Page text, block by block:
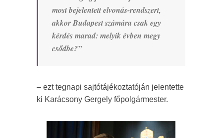
most bejelentett elvonás-rendszert,
akkor Budapest számára csak egy
kérdés marad: melyik évben megy
csődbe?”
– ezt tegnapi sajtótájékoztatóján jelentette
ki Karácsony Gergely főpolgármester.